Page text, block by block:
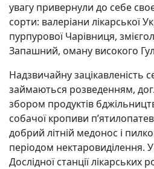
увагу привернули до себе
сорти: валеріани лікарської
пурпурової Чарівниця,
Запашний, оману високого
Надзвичайну зацікавленість
займаються розведенням,
збором продуктів
собачої кропиви
добрий літній медонос і
періодом нектаровиділення. У
Дослідної станції